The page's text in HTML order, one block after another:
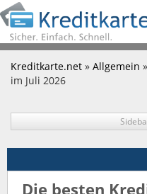
Kreditkarte.net » Allgemein
im Juli 2026
Die besten